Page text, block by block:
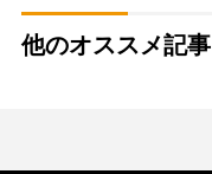
他のオススメ記事